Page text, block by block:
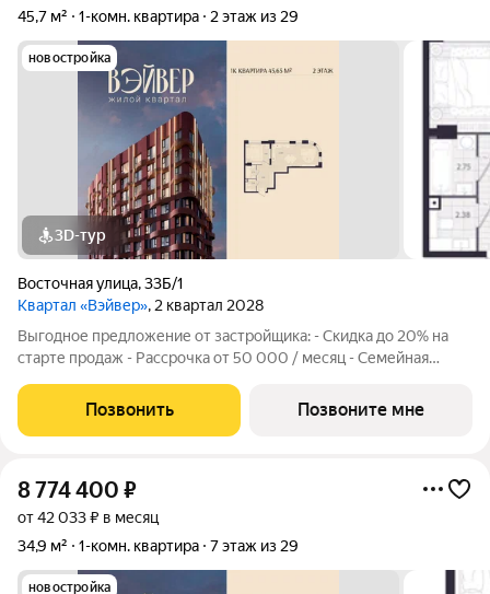
45,7 м²
1-комн. квартира 2 этаж из 29
новостройка
3D-тур
Восточная улица,33Б/1
Квартал «Вэйвер», 2 квартал 2028
Выгодное предложение от застройщика: - Скидка до 20% на
старте продаж - Рассрочка от 50 000 / месяц - Семейная
1-комнатной квартиры в Жилом квартале Вэйвер от
Девелоперской компании Люди,
Позвонить Позвоните мне
8 774 400 ₽
от 42 033 ₽ в месяц
34,9 м²
1-комн. квартира 7 этаж из 29
новостройка